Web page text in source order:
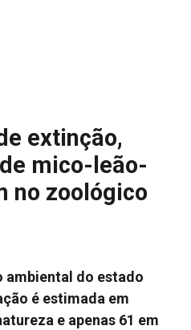
extinção,
mico-leão-
no zoológico
ambiental do estado
é estimada em
e apenas 61 em